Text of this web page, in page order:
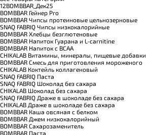
12BOMBBAR_Дек25
BOMBBAR Гейнер Pro
BOMBBAR Чипсы протеиновые цельнозерновые
SNAQ FABRIQ Чипсы низкокалорийные
BOMBBAR Хлебцы безглютеновые
BOMBBAR Напиток Гуарана и L-carnitine
BOMBBAR Напиток с BCAA
CHIKALAB Витамины, минералы, пищевые добавки
BOMBBAR Смесь для приготовления мороженого
CHIKALAB Коктейль коллагеновый
SNAQ FABRIQ Паста
SNAQ FABRIQ Шоколад без сахара
CHIKALAB Шоколад без сахара
SNAQ FABRIQ Драже в шоколаде без сахара
CHIKALAB Драже в шоколаде без сахара
BOMBBAR Каша овсяная с белком
BOMBBAR Джем низкокалорийный
BOMBBAR Сахарозаменитель
BOMBBAR Паста